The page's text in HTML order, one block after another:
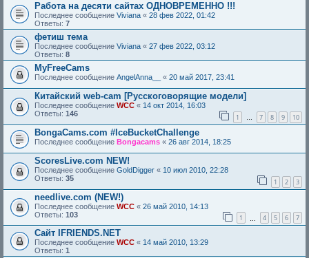
Работа на десяти сайтах ОДНОВРЕМЕННО !!!
Последнее сообщение Viviana « 28 фев 2022, 01:42
Ответы: 7
фетиш тема
Последнее сообщение Viviana « 27 фев 2022, 03:12
Ответы: 8
MyFreeCams
Последнее сообщение AngelAnna__ « 20 май 2017, 23:41
Китайский web-cam [Русскоговорящие модели]
Последнее сообщение WCC « 14 окт 2014, 16:03
Ответы: 146 1 … 7 8 9 10
BongaCams.com #IceBucketChallenge
Последнее сообщение Bongacams « 26 авг 2014, 18:25
ScoresLive.com NEW!
Последнее сообщение GoldDigger « 10 июл 2010, 22:28
Ответы: 35 1 2 3
needlive.com (NEW!)
Последнее сообщение WCC « 26 май 2010, 14:13
Ответы: 103 1 4 5 6 7
Сайт IFRIENDS.NET
Последнее сообщение WCC « 14 май 2010, 13:29
Ответы: 1